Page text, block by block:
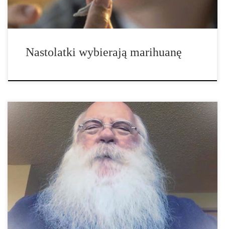
Nastolatki wybierają marihuanę
Twórcy kampanii comingoutgreen, której celem było zaprzestanie
stygmatyzacji konopi, otrzymali tysiące niesamowitych opowieści
od ludzi na całym świecie, którzy poczuli się zmuszeni do
opowiedzenia swojej historii leczenia medyczną marihuaną…
Czytaj więcej